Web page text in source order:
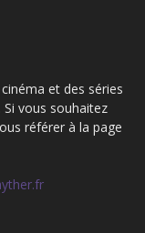
et des séries
vous souhaitez
référer à la page